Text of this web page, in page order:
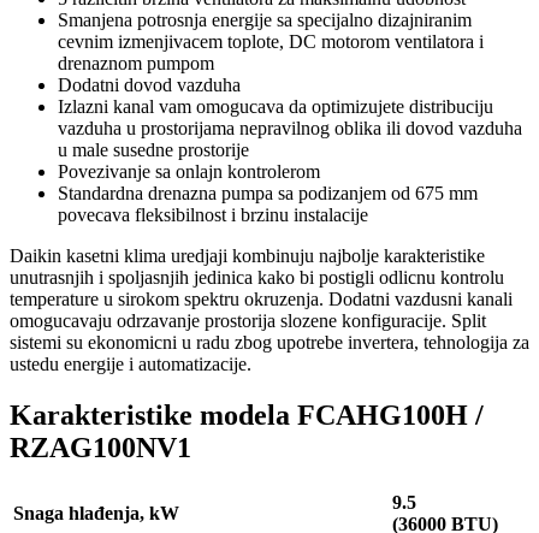
Smanjena potrosnja energije sa specijalno dizajniranim
cevnim izmenjivacem toplote, DC motorom ventilatora i
drenaznom pumpom
Dodatni dovod vazduha
Izlazni kanal vam omogucava da optimizujete distribuciju
vazduha u prostorijama nepravilnog oblika ili dovod vazduha
u male susedne prostorije
Povezivanje sa onlajn kontrolerom
Standardna drenazna pumpa sa podizanjem od 675 mm
povecava fleksibilnost i brzinu instalacije
Daikin kasetni klima uredjaji kombinuju najbolje karakteristike
unutrasnjih i spoljasnjih jedinica kako bi postigli odlicnu kontrolu
temperature u sirokom spektru okruzenja. Dodatni vazdusni kanali
omogucavaju odrzavanje prostorija slozene konfiguracije. Split
sistemi su ekonomicni u radu zbog upotrebe invertera, tehnologija za
ustedu energije i automatizacije.
Karakteristike modela FCAHG100H /
RZAG100NV1
Snaga hlađenja, kW
9.5
(36000 BTU)